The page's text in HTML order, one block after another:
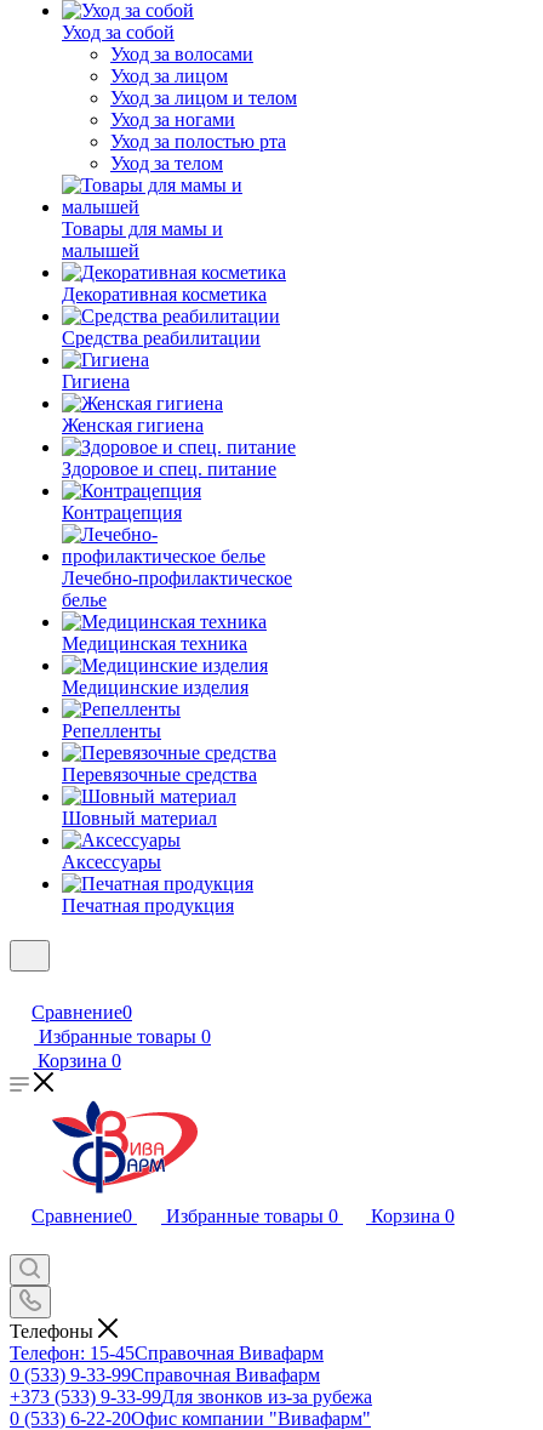
Уход за собой
Уход за волосами
Уход за лицом
Уход за лицом и телом
Уход за ногами
Уход за полостью рта
Уход за телом
Товары для мамы и
малышей
Декоративная косметика
Средства реабилитации
Гигиена
Женская гигиена
Здоровое и спец. питание
Контрацепция
Лечебно-профилактическое
белье
Медицинская техника
Медицинские изделия
Репелленты
Перевязочные средства
Шовный материал
Аксессуары
Печатная продукция
Сравнение0
Избранные товары 0
Корзина 0
Сравнение0 Избранные товары 0 Корзина 0
Телефоны
Телефон: 15-45Справочная Вивафарм
0 (533) 9-33-99Справочная Вивафарм
+373 (533) 9-33-99Для звонков из-за рубежа
0 (533) 6-22-20Офис компании "Вивафарм"